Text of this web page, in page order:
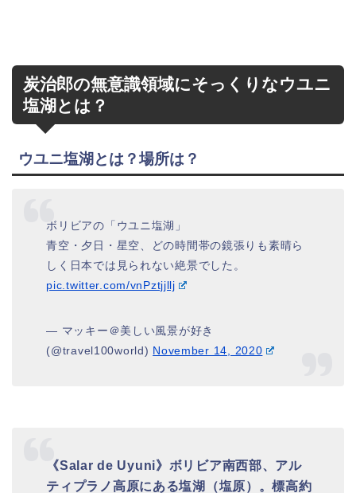
炭治郎の無意識領域にそっくりなウユニ
塩湖とは？
ウユニ塩湖とは？場所は？
ボリビアの「ウユニ塩湖」
青空・夕日・星空、どの時間帯の鏡張りも素晴ら
しく日本では見られない絶景でした。
pic.twitter.com/vnPztjjllj
— マッキー＠美しい風景が好き
(@travel100world) November 14, 2020
《Salar de Uyuni》ボリビア南西部、アル
ティプラノ高原にある塩湖（塩原）。標高約